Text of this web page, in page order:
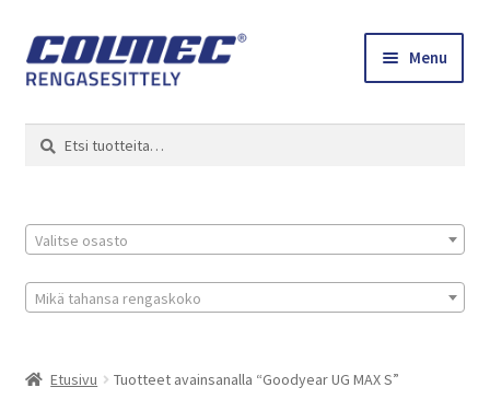
Skip
to
Skip
to
Menu
Colmec
0 tuotetta tarjouspyynnössä
Etsi:
Haku
Valitse osasto
Mikä tahansa rengaskoko
Etusivu Tuotteet avainsanalla “Goodyear UG MAX S”